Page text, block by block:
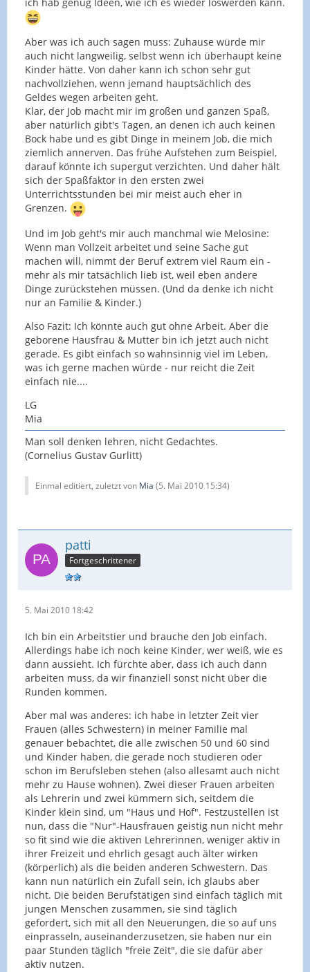
Aber was ich auch sagen muss: Zuhause würde mir
auch nicht langweilig, selbst wenn ich überhaupt keine
Kinder hätte. Von daher kann ich schon sehr gut
nachvollziehen, wenn jemand hauptsächlich des
Geldes wegen arbeiten geht.
Klar, der Job macht mir im großen und ganzen Spaß,
aber natürlich gibt's Tagen, an denen ich auch keinen
Bock habe und es gibt Dinge in meinem Job, die mich
ziemlich annerven. Das frühe Aufstehen zum Beispiel,
darauf könnte ich supergut verzichten. Und daher hält
sich der Spaßfaktor in den ersten zwei
Unterrichtsstunden bei mir meist auch eher in
Grenzen.
Und im Job geht's mir auch manchmal wie Melosine:
Wenn man Vollzeit arbeitet und seine Sache gut
machen will, nimmt der Beruf extrem viel Raum ein -
mehr als mir tatsächlich lieb ist, weil eben andere
Dinge zurückstehen müssen. (Und da denke ich nicht
nur an Familie & Kinder.)
Also Fazit: Ich könnte auch gut ohne Arbeit. Aber die
geborene Hausfrau & Mutter bin ich jetzt auch nicht
gerade. Es gibt einfach so wahnsinnig viel im Leben,
was ich gerne machen würde - nur reicht die Zeit
einfach nie....
LG
Mia
Man soll denken lehren, nicht Gedachtes.
(Cornelius Gustav Gurlitt)
Einmal editiert, zuletzt von Mia (5. Mai 2010 15:34)
patti
Fortgeschrittener
5. Mai 2010 18:42
Ich bin ein Arbeitstier und brauche den Job einfach.
Allerdings habe ich noch keine Kinder, wer weiß, wie es
dann aussieht. Ich fürchte aber, dass ich auch dann
arbeiten muss, da wir finanziell sonst nicht über die
Runden kommen.
Aber mal was anderes: ich habe in letzter Zeit vier
Frauen (alles Schwestern) in meiner Familie mal
genauer bebachtet, die alle zwischen 50 und 60 sind
und Kinder haben, die gerade noch studieren oder
schon im Berufsleben stehen (also allesamt auch nicht
mehr zu Hause wohnen). Zwei dieser Frauen arbeiten
als Lehrerin und zwei kümmern sich, seitdem die
Kinder klein sind, um "Haus und Hof". Festzustellen ist
nun, dass die "Nur"-Hausfrauen geistig nun nicht mehr
so fit sind wie die aktiven Lehrerinnen, weniger aktiv in
ihrer Freizeit und ehrlich gesagt auch älter wirken
(körperlich) als die beiden anderen Schwestern. Das
kann nun natürlich ein Zufall sein, ich glaubs aber
nicht. Die beiden Berufstätigen sind einfach täglich mit
jungen Menschen zusammen, sie sind täglich
gefordert, sich mit all den Neuerungen, die so auf uns
einprasseln, auseinanderzusetzen, sie haben nur ein
paar Stunden täglich "freie Zeit", die sie dafür aber
aktiv nutzen.